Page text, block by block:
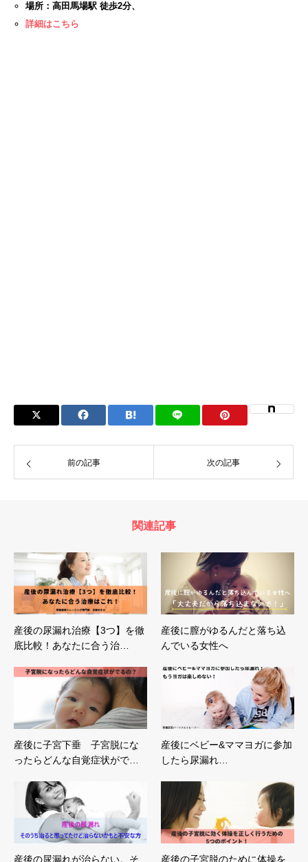
場所：高田馬場駅 徒歩2分、
詳細はこちら
前の記事 次の記事
関連記事
産後の尿漏れ治療【3つ】を徹
底比較！あなたに合う治…
産後に膣がゆるんだと落ち込
んでいる女性へ
産後に子宮下垂 子宮脱にな
ったらどんな自覚症状がで…
産後にベビー&ママヨガに参加
したら尿漏れ…
産後の尿漏れが治らない。そ 産後の子宮脱のために体操を